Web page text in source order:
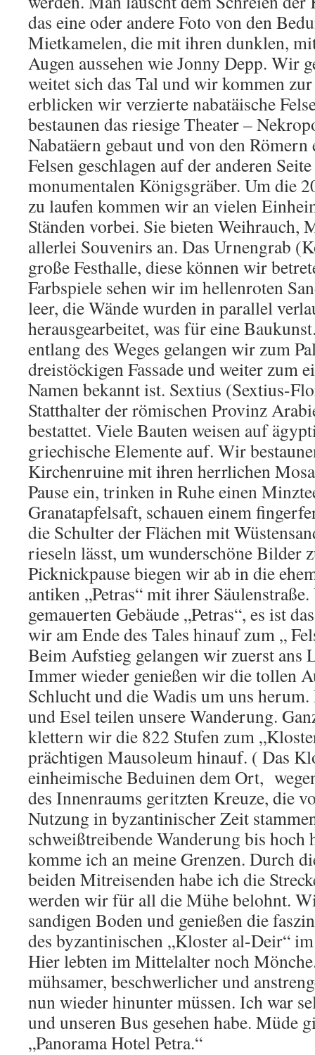
das eine oder andere Foto von den
Mietkamelen, die mit ihren dunklen,
Augen aussehen wie Jonny Depp. Wir
weitet sich das Tal und wir kommen
erblicken wir verzierte nabatäische
bestaunen das riesige Theater –
Nabatäern gebaut und von den
Felsen geschlagen auf der anderen
monumentalen Königsgräber. Um die
zu laufen kommen wir an vielen
Ständen vorbei. Sie bieten Weihrauch,
allerlei Souvenirs an. Das Urnengrab
große Festhalle, diese können wir
Farbspiele sehen wir im hellenroten
leer, die Wände wurden in parallel
herausgearbeitet, was für eine
entlang des Weges gelangen wir zum
dreistöckigen Fassade und weiter zum
Namen bekannt ist. Sextius (Sextius-
Statthalter der römischen Provinz
bestattet. Viele Bauten weisen auf
griechische Elemente auf. Wir
Kirchenruine mit ihren herrlichen
Pause ein, trinken in Ruhe einen
Granatapfelsaft, schauen einem
die Schulter der Flächen mit
rieseln lässt, um wunderschöne Bilder
Picknickpause biegen wir ab in die
antiken „Petras“ mit ihrer
gemauerten Gebäude „Petras“, es ist
wir am Ende des Tales hinauf zum „
Beim Aufstieg gelangen wir zuerst
Immer wieder genießen wir die tollen
Schlucht und die Wadis um uns
und Esel teilen unsere Wanderung.
klettern wir die 822 Stufen zum
prächtigen Mausoleum hinauf. ( Das
einheimische Beduinen dem Ort,
des Innenraums geritzten Kreuze, die
Nutzung in byzantinischer Zeit
schweißtreibende Wanderung bis hoch
komme ich an meine Grenzen. Durch
beiden Mitreisenden habe ich die
werden wir für all die Mühe belohnt.
sandigen Boden und genießen die
des byzantinischen „Kloster al-Deir“
Hier lebten im Mittelalter noch
mühsamer, beschwerlicher und
nun wieder hinunter müssen. Ich war
und unseren Bus gesehen habe. Müde
„Panorama Hotel Petra.“